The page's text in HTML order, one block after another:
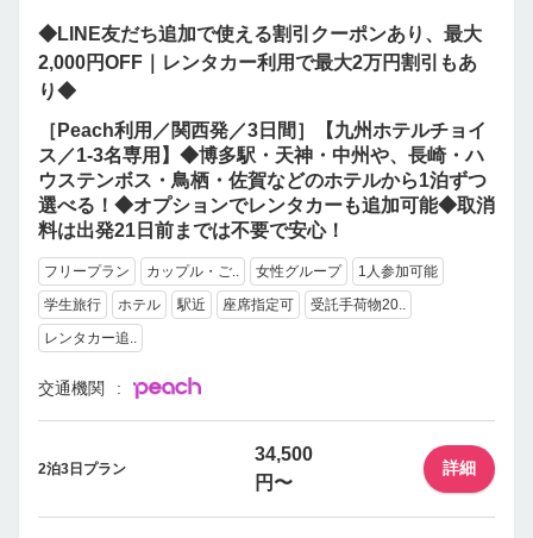
◆LINE友だち追加で使える割引クーポンあり、最大
2,000円OFF｜レンタカー利用で最大2万円割引もあ
り◆
［Peach利用／関西発／3日間］【九州ホテルチョイ
ス／1-3名専用】◆博多駅・天神・中州や、長崎・ハ
ウステンボス・鳥栖・佐賀などのホテルから1泊ずつ
選べる！◆オプションでレンタカーも追加可能◆取消
料は出発21日前までは不要で安心！
フリープラン カップル・ご.. 女性グループ
1人参加可能
学生旅行
ホテル 駅近 座席指定可
受託手荷物20..
レンタカー追..
交通機関
2泊3日プラン
34,500
円〜
詳細